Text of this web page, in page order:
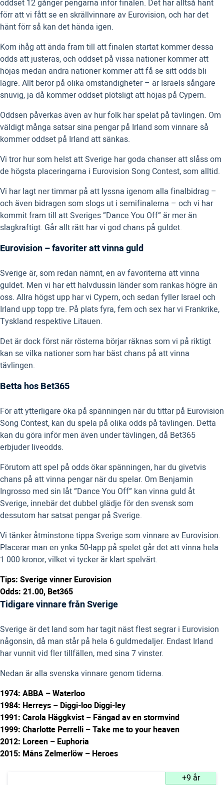
oddset 12 gånger pengarna inför finalen. Det har alltså hänt
förr att vi fått se en skrällvinnare av Eurovision, och har det
hänt förr så kan det hända igen.
Kom ihåg att ända fram till att finalen startat kommer dessa
odds att justeras, och oddset på vissa nationer kommer att
höjas medan andra nationer kommer att få se sitt odds bli
lägre. Allt beror på olika omständigheter – är Israels sångare
snuvig, ja då kommer oddset plötsligt att höjas på Cypern.
Oddsen påverkas även av hur folk har spelat på tävlingen. Om
väldigt många satsar sina pengar på Irland som vinnare så
kommer oddset på Irland att sänkas.
Vi tror hur som helst att Sverige har goda chanser att slåss om
de högsta placeringarna i Eurovision Song Contest, som alltid.
Vi har lagt ner timmar på att lyssna igenom alla finalbidrag –
och även bidragen som slogs ut i semifinalerna – och vi har
kommit fram till att Sveriges ”Dance You Off” är mer än
slagkraftigt. Går allt rätt har vi god chans på guldet.
Eurovision – favoriter att vinna guld
Sverige är, som redan nämnt, en av favoriterna att vinna
guldet. Men vi har ett halvdussin länder som rankas högre än
oss. Allra högst upp har vi Cypern, och sedan fyller Israel och
Irland upp topp tre. På plats fyra, fem och sex har vi Frankrike,
Tyskland respektive Litauen.
Det är dock först när rösterna börjar räknas som vi på riktigt
kan se vilka nationer som har bäst chans på att vinna
tävlingen.
Betta hos Bet365
För att ytterligare öka på spänningen när du tittar på Eurovision
Song Contest, kan du spela på olika odds på tävlingen. Detta
kan du göra inför men även under tävlingen, då Bet365
erbjuder liveodds.
Förutom att spel på odds ökar spänningen, har du givetvis
chans på att vinna pengar när du spelar. Om Benjamin
Ingrosso med sin låt ”Dance You Off” kan vinna guld åt
Sverige, innebär det dubbel glädje för den svensk som
dessutom har satsat pengar på Sverige.
Vi tänker åtminstone tippa Sverige som vinnare av Eurovision.
Placerar man en ynka 50-lapp på spelet går det att vinna hela
1 000 kronor, vilket vi tycker är klart spelvärt.
Tips: Sverige vinner Eurovision
Odds: 21.00, Bet365
Tidigare vinnare från Sverige
Sverige är det land som har tagit näst flest segrar i Eurovision
någonsin, då man står på hela 6 guldmedaljer. Endast Irland
har vunnit vid fler tillfällen, med sina 7 vinster.
Nedan är alla svenska vinnare genom tiderna.
1974: ABBA – Waterloo
1984: Herreys – Diggi-loo Diggi-ley
1991: Carola Häggkvist – Fångad av en stormvind
1999: Charlotte Perrelli – Take me to your heaven
2012: Loreen – Euphoria
2015: Måns Zelmerlöw – Heroes
+9 år